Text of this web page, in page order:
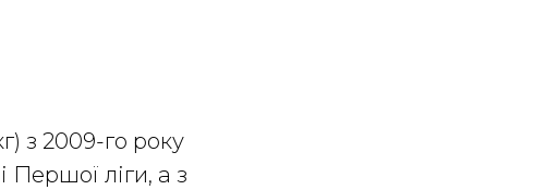
з 2009-го року
Першої ліги, а з